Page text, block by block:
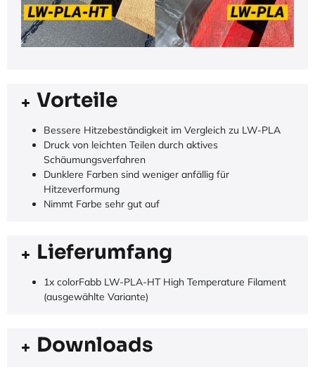
Vorteile
Bessere Hitzebeständigkeit im Vergleich zu LW-PLA
Druck von leichten Teilen durch aktives
Schäumungsverfahren
Dunklere Farben sind weniger anfällig für
Hitzeverformung
Nimmt Farbe sehr gut auf
Lieferumfang
1x colorFabb LW-PLA-HT High Temperature Filament
(ausgewählte Variante)
Downloads